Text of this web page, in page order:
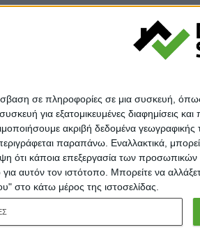
σε πληροφορίες σε μια συσκευή,
για εξατομικευμένες διαφημίσεις
ακριβή δεδομένα
παραπάνω. Εναλλακτικά,
ότι κάποια επεξεργασία των προσωπικών
αυτόν τον ιστότοπο. Μπορείτε να
στο κάτω μέρος της ιστοσελίδας.